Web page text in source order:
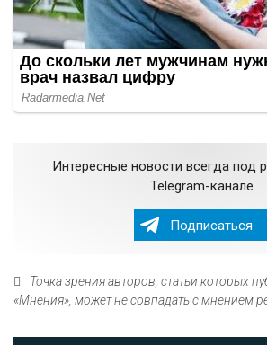
Интересные новости всегда под
Telegram-канале
Подписаться
Точка зрения авторов, статьи которых
«Мнения», может не совпадать с мнением